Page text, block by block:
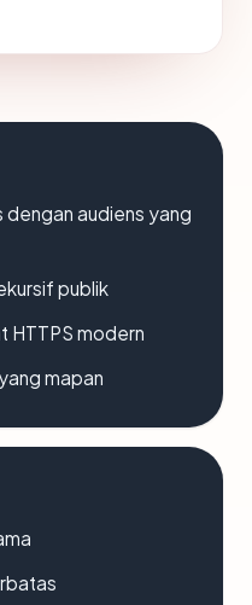
audiens yang
publik
HTTPS modern
mapan